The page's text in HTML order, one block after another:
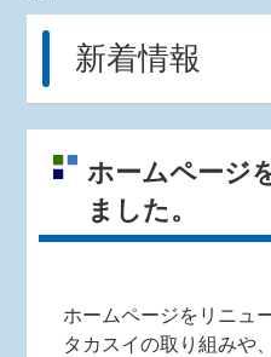
新着情報
ホームページ
ました。
ホームページをリニュ
タカスイの取り組みや